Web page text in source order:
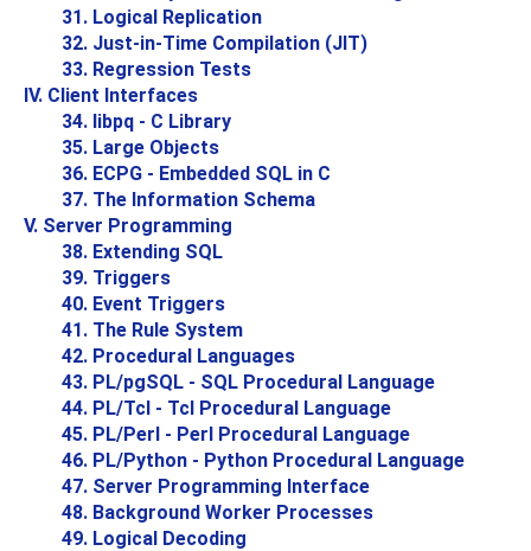
31. Logical Replication
32. Just-in-Time Compilation (JIT)
33. Regression Tests
IV. Client Interfaces
34. libpq - C Library
35. Large Objects
36. ECPG - Embedded SQL in C
37. The Information Schema
V. Server Programming
38. Extending SQL
39. Triggers
40. Event Triggers
41. The Rule System
42. Procedural Languages
43. PL/pgSQL - SQL Procedural Language
44. PL/Tcl - Tcl Procedural Language
45. PL/Perl - Perl Procedural Language
46. PL/Python - Python Procedural Language
47. Server Programming Interface
48. Background Worker Processes
49. Logical Decoding